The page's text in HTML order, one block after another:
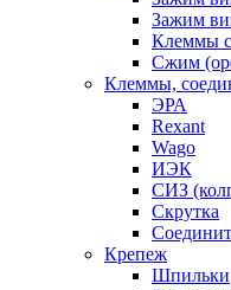
Зажим
Клеммы
Сжим
Клеммы,
ЭРА
Rexant
Wago
ИЭК
СИЗ
Скрутка
Крепеж
Шпильки